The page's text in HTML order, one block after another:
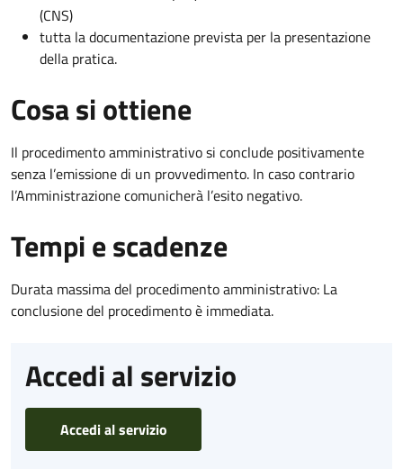
(CNS)
tutta la documentazione prevista per la presentazione
della pratica.
Cosa si ottiene
Il procedimento amministrativo si conclude positivamente
senza l’emissione di un provvedimento. In caso contrario
l’Amministrazione comunicherà l’esito negativo.
Tempi e scadenze
Durata massima del procedimento amministrativo: La
conclusione del procedimento è immediata.
Accedi al servizio
Accedi al servizio